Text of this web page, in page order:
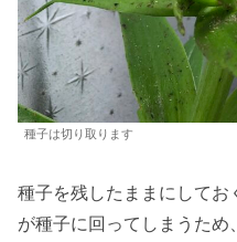
種子は切り取ります
種子を残したままにして
が種子に回ってしまうため